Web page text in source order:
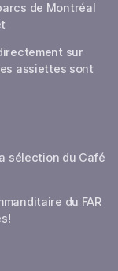
de Montréal
sur
assiettes sont
sélection du Café
du FAR